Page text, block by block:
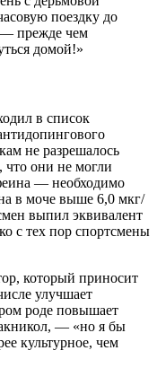
поездку до
— прежде чем
домой!»
в список
не разрешалось
что они не могли
— необходимо
в моче выше 6,0 мкг/
выпил эквивалент
с тех пор спортсмены
который приносит
улучшает
роде повышает
— «но я бы
культурное, чем